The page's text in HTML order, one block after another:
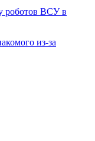
роботов ВСУ в
из-за